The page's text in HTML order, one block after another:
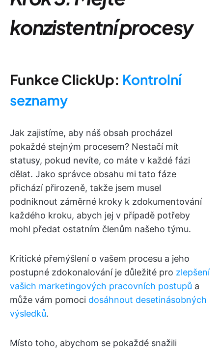
konzistentní procesy
Funkce ClickUp: Kontrolní
seznamy
Jak zajistíme, aby náš obsah procházel
pokaždé stejným procesem? Nestačí mít
statusy, pokud nevíte, co máte v každé fázi
dělat. Jako správce obsahu mi tato fáze
přichází přirozeně, takže jsem musel
podniknout záměrné kroky k zdokumentování
každého kroku, abych jej v případě potřeby
mohl předat ostatním členům našeho týmu.
Kritické přemýšlení o vašem procesu a jeho
postupné zdokonalování je důležité pro zlepšení
vašich marketingových pracovních postupů a
může vám pomoci dosáhnout desetinásobných
výsledků.
Místo toho, abychom se pokaždé snažili